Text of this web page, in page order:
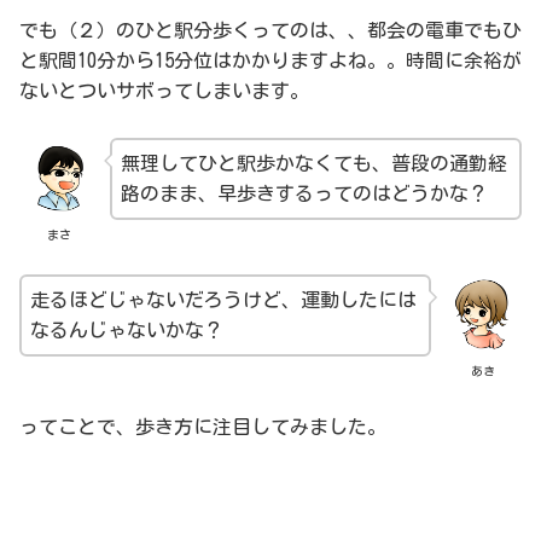
でも（２）のひと駅分歩くってのは、、都会の電車でもひ
と駅間10分から15分位はかかりますよね。。時間に余裕が
ないとついサボってしまいます。
まさ
無理してひと駅歩かなくても、普段の通勤経
路のまま、早歩きするってのはどうかな？
あき
走るほどじゃないだろうけど、運動したには
なるんじゃないかな？
ってことで、歩き方に注目してみました。